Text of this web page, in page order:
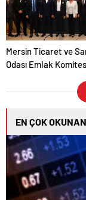
Mersin Ticaret ve
Odası Emlak
Veriyor
EN ÇOK